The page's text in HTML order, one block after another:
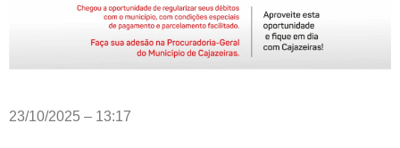
23/10/2025 – 13:17